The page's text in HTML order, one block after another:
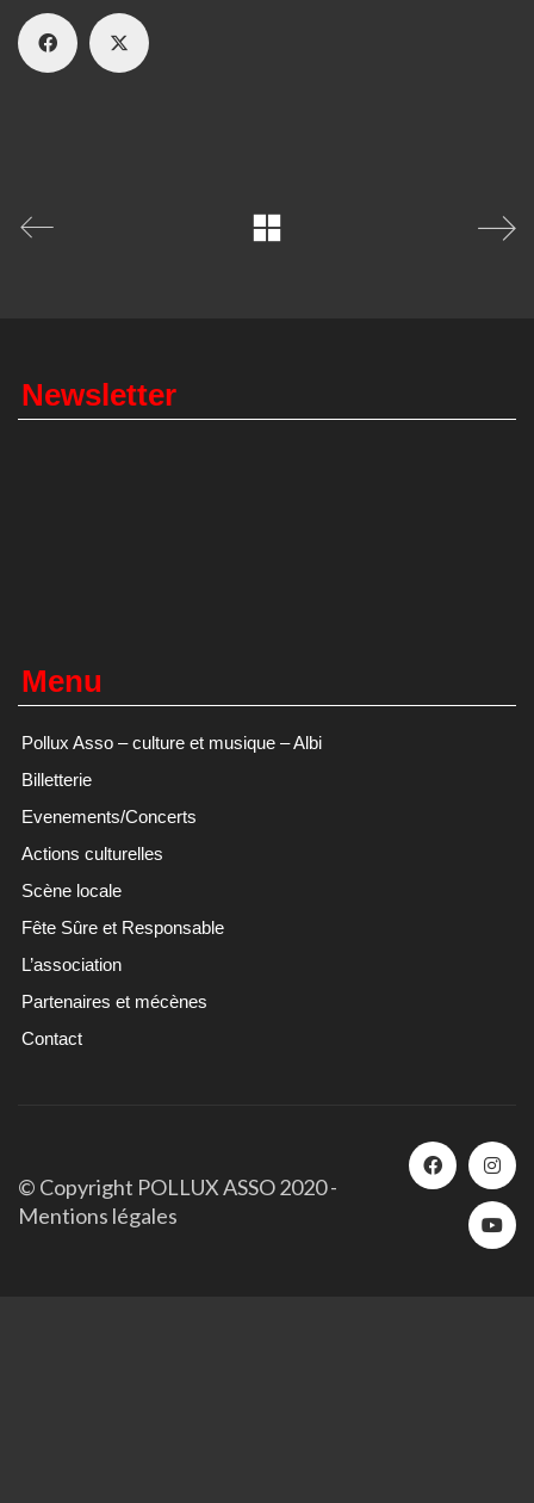
Newsletter
Menu
Pollux Asso – culture et musique – Albi
Billetterie
Evenements/Concerts
Actions culturelles
Scène locale
Fête Sûre et Responsable
L’association
Partenaires et mécènes
Contact
© Copyright POLLUX ASSO 2020 -
Mentions légales